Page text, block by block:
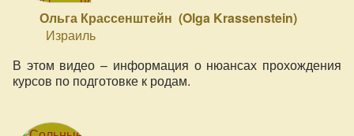
Ольга Крассенштейн (Olga Krassenstein)
Израиль
В этом видео – информация о нюансах прохождения
курсов по подготовке к родам.